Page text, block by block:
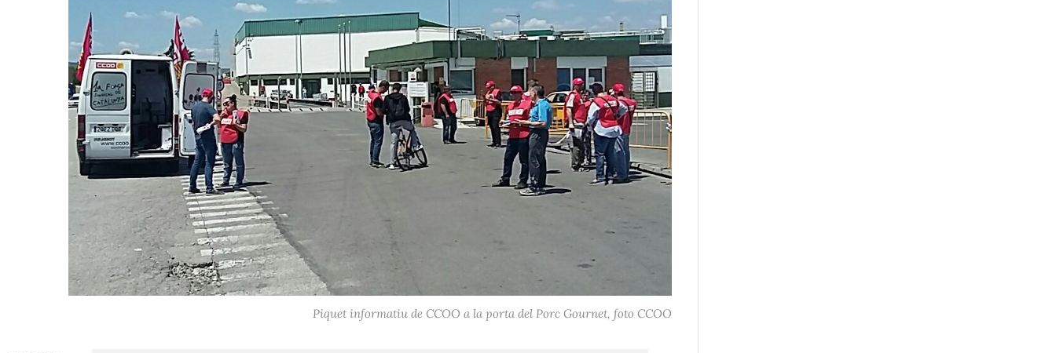
Piquet informatiu de CCOO a la porta del Porc Gournet, foto CCOO